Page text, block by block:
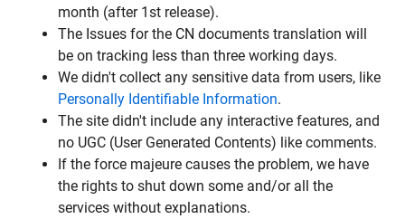
month (after 1st release).
The Issues for the CN documents translation will
be on tracking less than three working days.
We didn't collect any sensitive data from users, like
Personally Identifiable Information.
The site didn't include any interactive features, and
no UGC (User Generated Contents) like comments.
If the force majeure causes the problem, we have
the rights to shut down some and/or all the
services without explanations.